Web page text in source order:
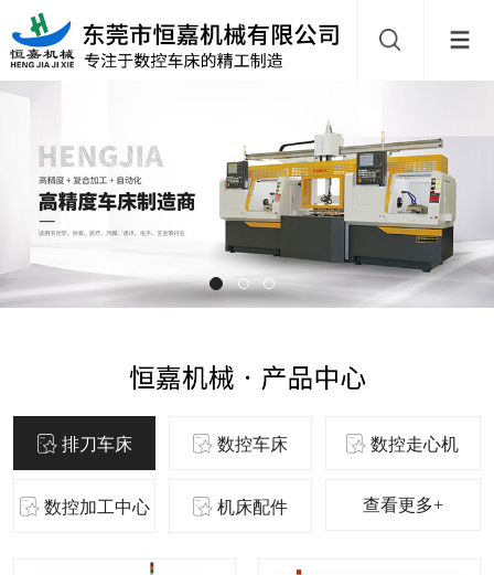
排刀车床 数控车床 数控走心机
数控加工中心 机床配件 查看更多+